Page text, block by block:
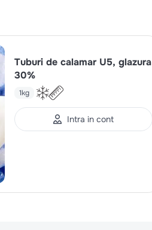
Tuburi de calamar U5, glazura
30%
1kg
Intra in cont